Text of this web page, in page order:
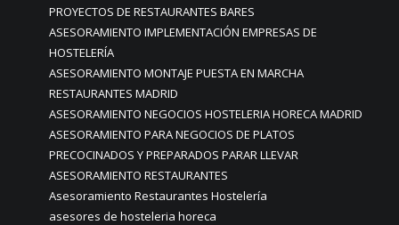
PROYECTOS DE RESTAURANTES BARES
ASESORAMIENTO IMPLEMENTACIÓN EMPRESAS DE
HOSTELERÍA
ASESORAMIENTO MONTAJE PUESTA EN MARCHA
RESTAURANTES MADRID
ASESORAMIENTO NEGOCIOS HOSTELERIA HORECA MADRID
ASESORAMIENTO PARA NEGOCIOS DE PLATOS
PRECOCINADOS Y PREPARADOS PARAR LLEVAR
ASESORAMIENTO RESTAURANTES
Asesoramiento Restaurantes Hostelería
asesores de hosteleria horeca